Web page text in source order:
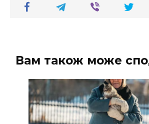
Вам також може